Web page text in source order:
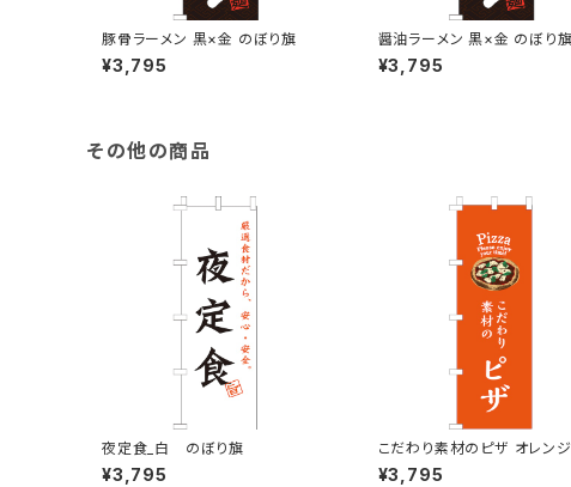
豚骨ラーメン 黒×金 のぼり旗
¥3,795
醤油ラーメン 黒×金 のぼり
¥3,795
その他の商品
夜定食_白 のぼり旗
¥3,795
こだわり素材のピザ オレン
り旗
¥3,795